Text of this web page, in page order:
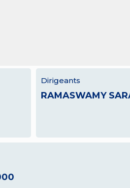
Dirigeants
RAMASWAMY